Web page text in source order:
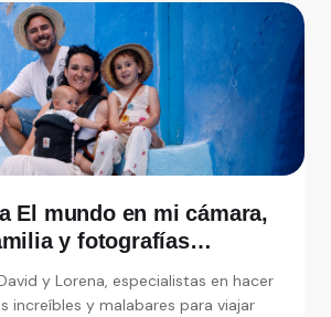
El mundo en mi cámara,
y fotografías
y Lorena, especialistas en hacer
increíbles y malabares para viajar